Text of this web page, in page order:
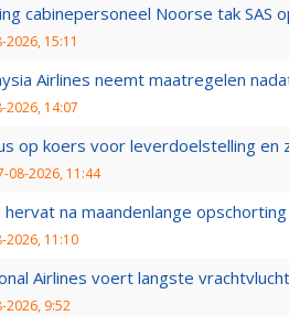
cabinepersoneel Noorse tak SAS
2026, 15:11
Airlines neemt maatregelen
2026, 14:07
op koers voor leverdoelstelling
08-2026, 11:44
hervat na maandenlange
2026, 11:10
Airlines voert langste
2026, 9:52